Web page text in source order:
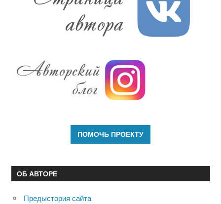
ОБ АВТОРЕ
Предыстория сайта